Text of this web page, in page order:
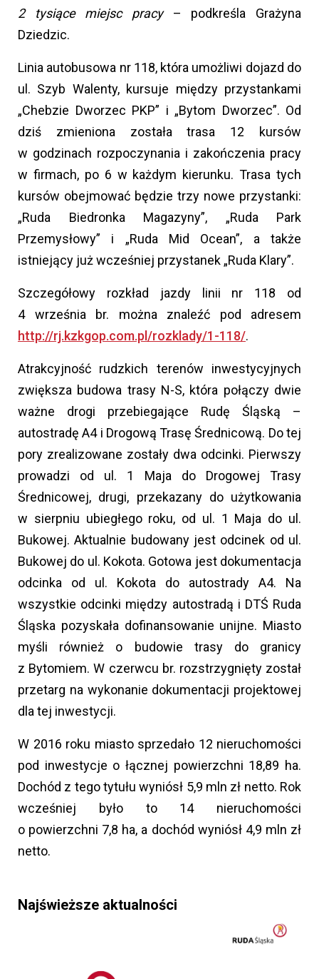
2 tysiące miejsc pracy– podkreśla Grażyna
Dziedzic.
Linia autobusowa nr 118, która umożliwi dojazd do
ul. Szyb Walenty, kursuje między przystankami
„Chebzie Dworzec PKP” i „Bytom Dworzec”. Od
dziś zmieniona została trasa 12 kursów
w godzinach rozpoczynania i zakończenia pracy
w firmach, po 6 w każdym kierunku. Trasa tych
kursów obejmować będzie trzy nowe przystanki:
„Ruda Biedronka Magazyny”, „Ruda Park
Przemysłowy” i „Ruda Mid Ocean”, a także
istniejący już wcześniej przystanek „Ruda Klary”.
Szczegółowy rozkład jazdy linii nr 118 od
4 września br. można znaleźć pod adresem
http://rj.kzkgop.com.pl/rozklady/1-118/.
Atrakcyjność rudzkich terenów inwestycyjnych
zwiększa budowa trasy N-S, która połączy dwie
ważne drogi przebiegające Rudę Śląską –
autostradę A4 i Drogową Trasę Średnicową. Do tej
pory zrealizowane zostały dwa odcinki. Pierwszy
prowadzi od ul. 1 Maja do Drogowej Trasy
Średnicowej, drugi, przekazany do użytkowania
w sierpniu ubiegłego roku, od ul. 1 Maja do ul.
Bukowej. Aktualnie budowany jest odcinek od ul.
Bukowej do ul. Kokota. Gotowa jest dokumentacja
odcinka od ul. Kokota do autostrady A4. Na
wszystkie odcinki między autostradą i DTŚ Ruda
Śląska pozyskała dofinansowanie unijne. Miasto
myśli również o budowie trasy do granicy
z Bytomiem. W czerwcu br. rozstrzygnięty został
przetarg na wykonanie dokumentacji projektowej
dla tej inwestycji.
W 2016 roku miasto sprzedało 12 nieruchomości
pod inwestycje o łącznej powierzchni 18,89 ha.
Dochód z tego tytułu wyniósł 5,9 mln zł netto. Rok
wcześniej było to 14 nieruchomości
o powierzchni 7,8 ha, a dochód wyniósł 4,9 mln zł
netto.
Najświeższe aktualności